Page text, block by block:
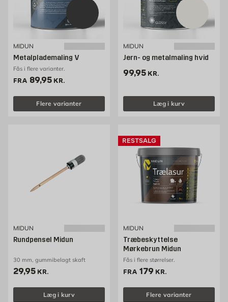
MIDUN
Metalplademaling V
Fås i flere varianter.
FRA Pris 89.95 kr. /stk
89,95 KR.
Flere varianter
MIDUN
Jern- og metalmaling hvid
Pris 99.95 kr. /stk
99,95 KR.
Læg i kurv
MIDUN
Rundpensel Midun
30 mm, gummibelagt skaft
Pris 29.95 kr. /stk
29,95 KR.
Læg i kurv
RESTSALG
MIDUN
Træbeskyttelse
Mørkebrun Midun
Fås i flere størrelser.
FRA Pris 179 kr. /stk
179 KR.
Flere varianter